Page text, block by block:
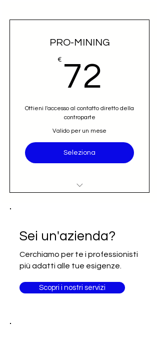
PRO-MINING
€ 72
Ottieni l'accesso al contatto diretto della
controparte
Valido per un mese
Seleziona
Iscrizione alla newsletter Going
International
Sei un'azienda?
Cerchiamo per te i professionisti
più adatti alle tue esigenze.
Scopri i nostri servizi